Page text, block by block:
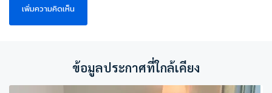
ข้อมูลประกาศที่ใกล้เคียง